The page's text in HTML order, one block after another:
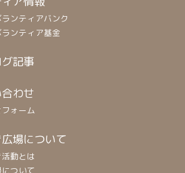
ンティアバンク
ンティア基金
記事
わせ
ォーム
場について
動とは
ついて